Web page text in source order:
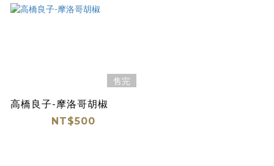
售完
高橋良子-摩洛哥胡椒
NT$500